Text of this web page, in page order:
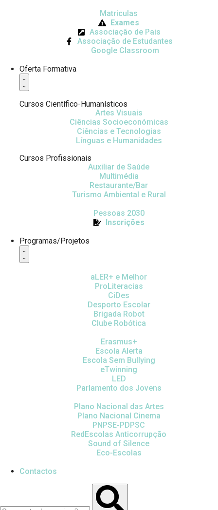
Matriculas
Exames
Associação de Pais
Associação de Estudantes
Google Classroom
Oferta Formativa
Cursos Científico-Humanísticos
Artes Visuais
Ciências Socioeconómicas
Ciências e Tecnologias
Línguas e Humanidades
Cursos Profissionais
Auxiliar de Saúde
Multimédia
Restaurante/Bar
Turismo Ambiental e Rural
Pessoas 2030
Inscrições
Programas/Projetos
aLER+ e Melhor
ProLiteracias
CiDes
Desporto Escolar
Brigada Robot
Clube Robótica
Erasmus+
Escola Alerta
Escola Sem Bullying
eTwinning
LED
Parlamento dos Jovens
Plano Nacional das Artes
Plano Nacional Cinema
PNPSE-PDPSC
RedEscolas Anticorrupção
Sound of Silence
Eco-Escolas
Contactos